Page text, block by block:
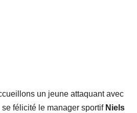
un jeune attaquant avec
félicité le manager sportifNiels